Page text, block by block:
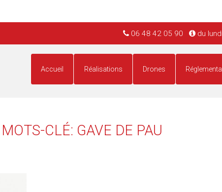
06 48 42 05 90 du
Accueil Réalisations Drones
CLÉ: GAVE DE PAU